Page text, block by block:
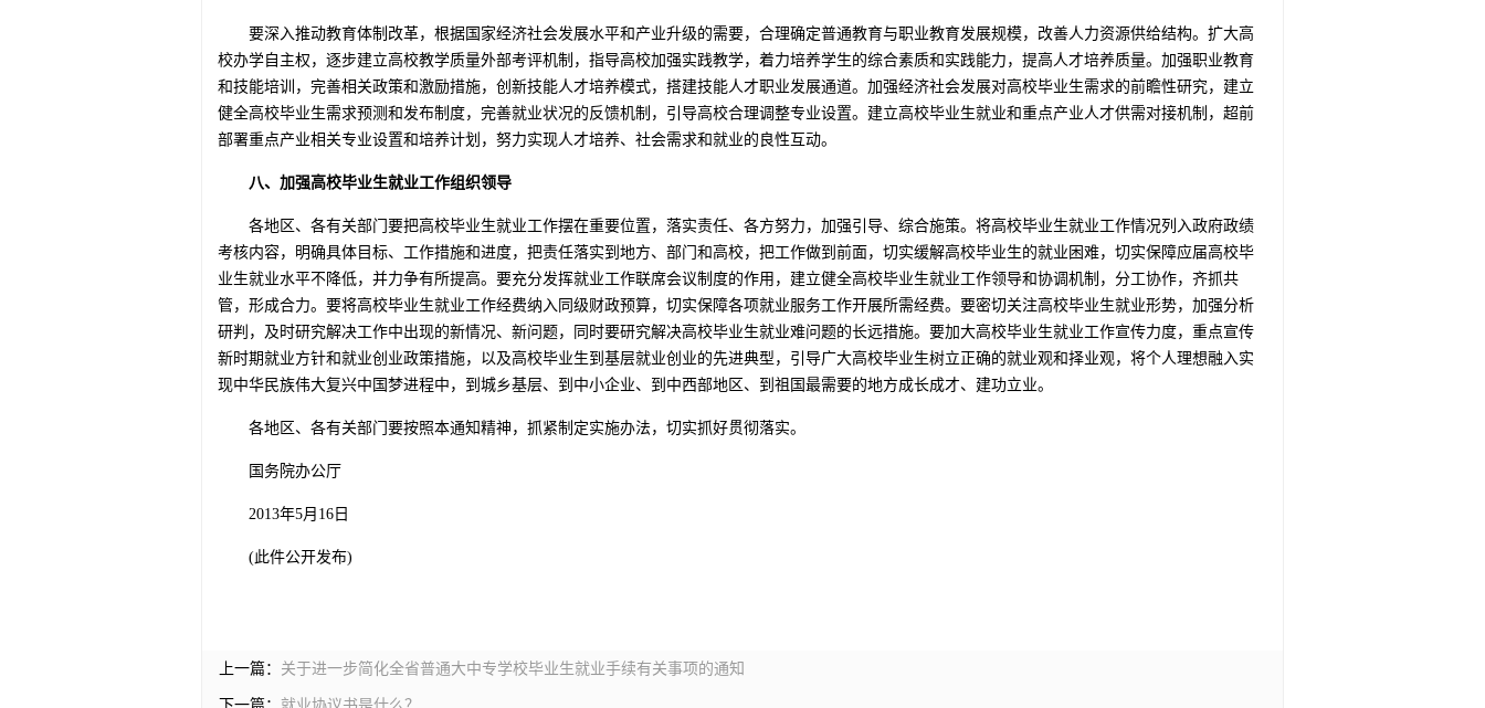
要深入推动教育体制改革，根据国家经济社会发展水平和产业升级的需要，合理确定普通教育与职业教育发展规模，改善人力资源供给结构。扩大高
校办学自主权，逐步建立高校教学质量外部考评机制，指导高校加强实践教学，着力培养学生的综合素质和实践能力，提高人才培养质量。加强职业教育
和技能培训，完善相关政策和激励措施，创新技能人才培养模式，搭建技能人才职业发展通道。加强经济社会发展对高校毕业生需求的前瞻性研究，建立
健全高校毕业生需求预测和发布制度，完善就业状况的反馈机制，引导高校合理调整专业设置。建立高校毕业生就业和重点产业人才供需对接机制，超前
部署重点产业相关专业设置和培养计划，努力实现人才培养、社会需求和就业的良性互动。
八、加强高校毕业生就业工作组织领导
各地区、各有关部门要把高校毕业生就业工作摆在重要位置，落实责任、各方努力，加强引导、综合施策。将高校毕业生就业工作情况列入政府政绩
考核内容，明确具体目标、工作措施和进度，把责任落实到地方、部门和高校，把工作做到前面，切实缓解高校毕业生的就业困难，切实保障应届高校毕
业生就业水平不降低，并力争有所提高。要充分发挥就业工作联席会议制度的作用，建立健全高校毕业生就业工作领导和协调机制，分工协作，齐抓共
管，形成合力。要将高校毕业生就业工作经费纳入同级财政预算，切实保障各项就业服务工作开展所需经费。要密切关注高校毕业生就业形势，加强分析
研判，及时研究解决工作中出现的新情况、新问题，同时要研究解决高校毕业生就业难问题的长远措施。要加大高校毕业生就业工作宣传力度，重点宣传
新时期就业方针和就业创业政策措施，以及高校毕业生到基层就业创业的先进典型，引导广大高校毕业生树立正确的就业观和择业观，将个人理想融入实
现中华民族伟大复兴中国梦进程中，到城乡基层、到中小企业、到中西部地区、到祖国最需要的地方成长成才、建功立业。
各地区、各有关部门要按照本通知精神，抓紧制定实施办法，切实抓好贯彻落实。
国务院办公厅
2013年5月16日
(此件公开发布)
上一篇： 关于进一步简化全省普通大中专学校毕业生就业手续有关事项的通知